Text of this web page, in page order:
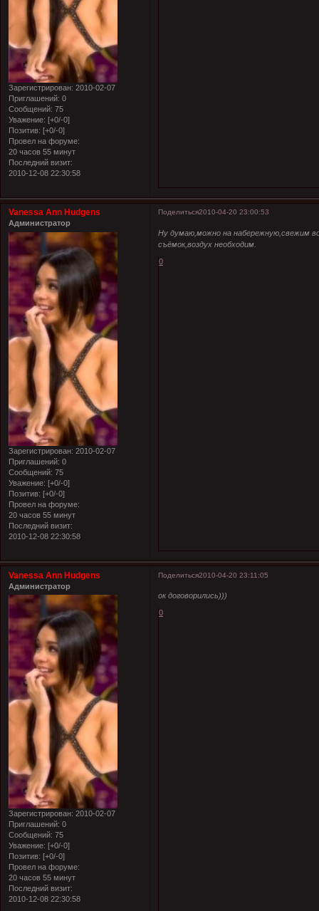
Зарегистрирован: 2010-02-07
Приглашений: 0
Сообщений: 75
Уважение: [+0/-0]
Позитив: [+0/-0]
Провел на форуме:
20 часов 55 минут
Последний визит:
2010-12-08 22:30:58
Поделиться2010-04-20 23:00:53
Vanessa Ann Hudgens
Администратор
Зарегистрирован: 2010-02-07
Приглашений: 0
Сообщений: 75
Уважение: [+0/-0]
Позитив: [+0/-0]
Провел на форуме:
20 часов 55 минут
Последний визит:
2010-12-08 22:30:58
Ну думаю,можно на набережную,свежим
съёмок,воздух необходим.
0
Поделиться2010-04-20 23:11:05
Vanessa Ann Hudgens
Администратор
Зарегистрирован: 2010-02-07
Приглашений: 0
Сообщений: 75
Уважение: [+0/-0]
Позитив: [+0/-0]
Провел на форуме:
20 часов 55 минут
Последний визит:
2010-12-08 22:30:58
ок договорились)))
0